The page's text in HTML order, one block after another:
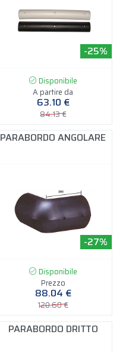
-25%
Disponibile
A partire da
63.10 €
84.13 €
PARABORDO ANGOLARE
-27%
Disponibile
Prezzo
88.04 €
120.60 €
PARABORDO DRITTO